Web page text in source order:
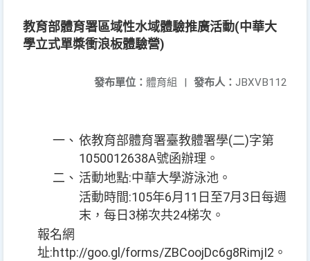
教育部體育署區域性水域體驗推廣活動(中華大
學立式單槳衝浪板體驗營)
發布人： JBXVB112
發布單位： 體育組 |
一、 依教育部體育署臺教體署學(二)字第
1050012638A號函辦理。
二、 活動地點:中華大學游泳池。
活動時間:105年6月11日至7月3日每週
末，每日3梯次共24梯次。
報名網
址:http://goo.gl/forms/ZBCoojDc6g8RimjI2。